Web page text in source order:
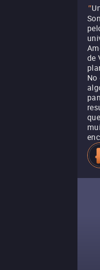
"
de
No